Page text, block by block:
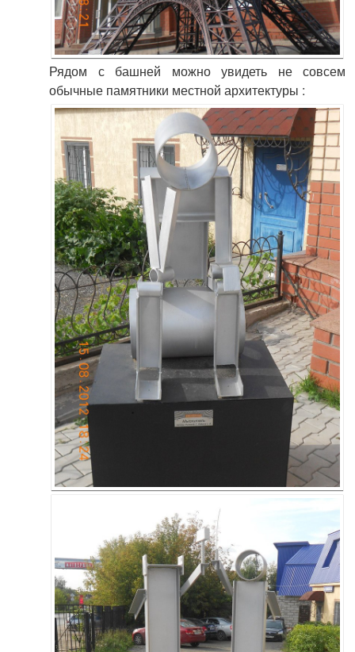
Рядом с башней можно увидеть не совсем
обычные памятники местной архитектуры :